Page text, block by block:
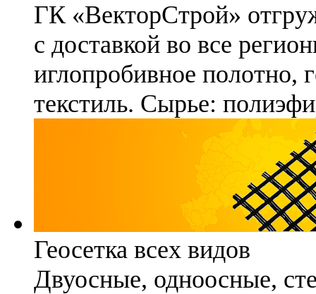
ГК «ВекторСтрой»
с доставкой во все
иглопробивное полотно,
текстиль. Сырье:
Геосетка всех видов
Двуосные, одноосные,